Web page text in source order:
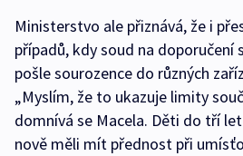
Ministerstvo ale přiznává, že i
případů, kdy soud na doporučení
pošle sourozence do různých
„Myslím, že to ukazuje limity
domnívá se Macela. Děti do tří
nově měli mít přednost při